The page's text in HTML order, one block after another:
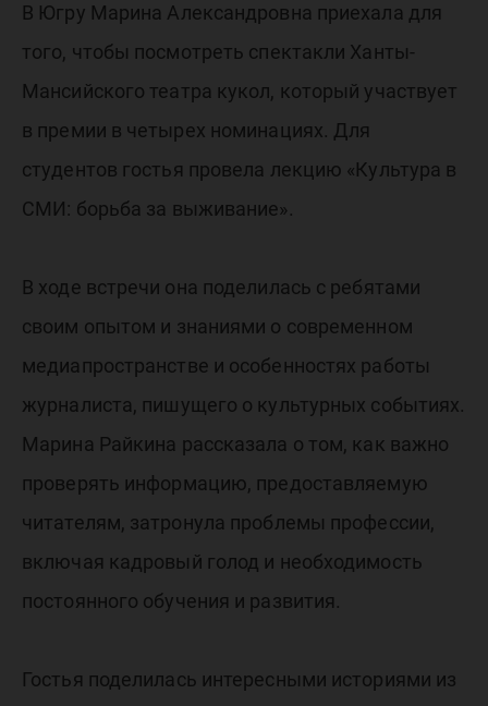
В Югру Марина Александровна приехала для
того, чтобы посмотреть спектакли Ханты-
Мансийского театра кукол, который участвует
в премии в четырех номинациях. Для
студентов гостья провела лекцию «Культура в
СМИ: борьба за выживание».
В ходе встречи она поделилась с ребятами
своим опытом и знаниями о современном
медиапространстве и особенностях работы
журналиста, пишущего о культурных событиях.
Марина Райкина рассказала о том, как важно
проверять информацию, предоставляемую
читателям, затронула проблемы профессии,
включая кадровый голод и необходимость
постоянного обучения и развития.
Гостья поделилась интересными историями из